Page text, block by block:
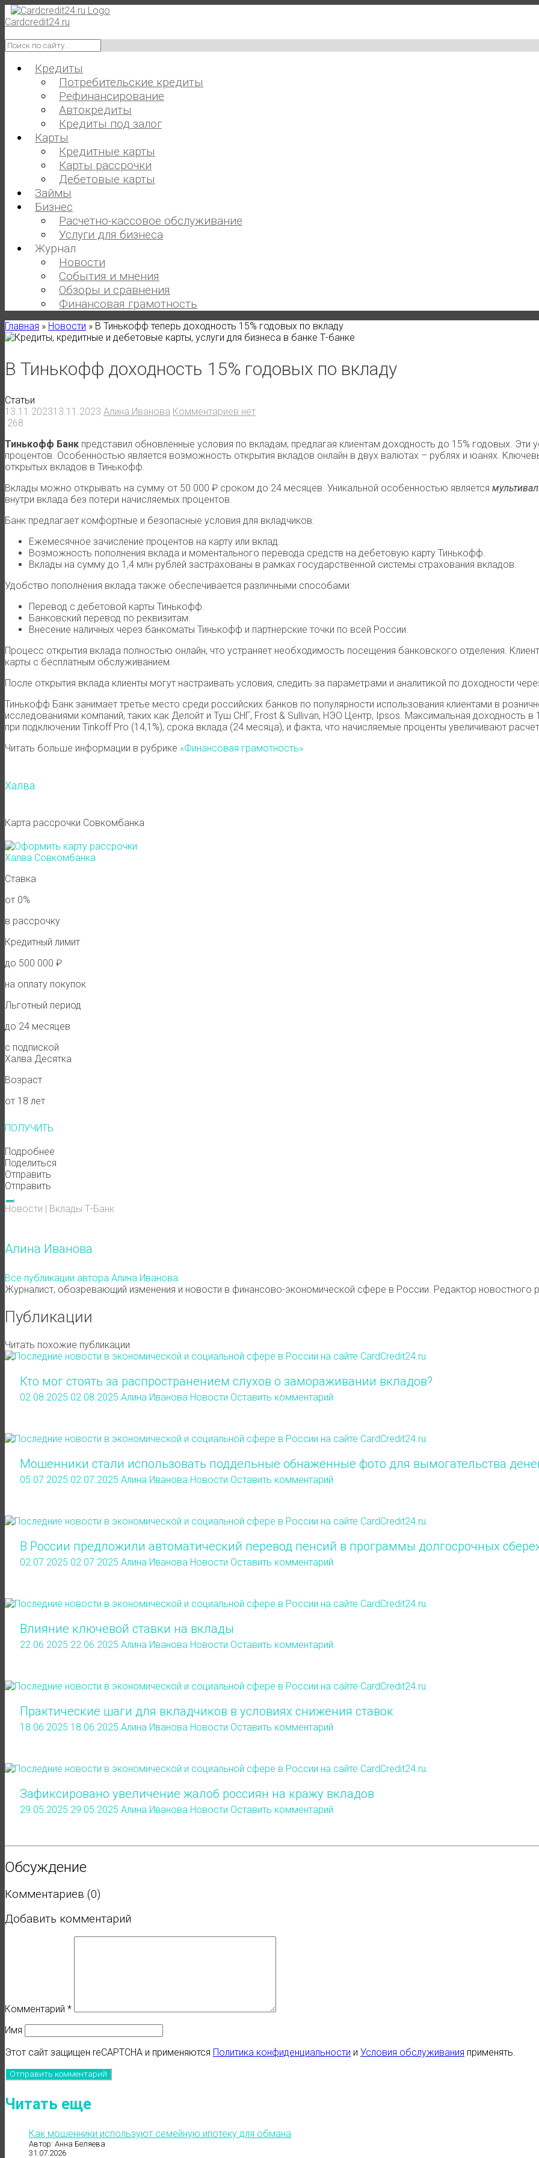
Skip
to
Cardcredit24.ru
Искать
для:
Кредиты
Потребительские кредиты
Рефинансирование
Автокредиты
Кредиты под залог
Карты
Кредитные карты
Карты рассрочки
Дебетовые карты
Займы
Бизнес
Расчетно-кассовое обслуживание
Услуги для бизнеса
Журнал
Новости
События и мнения
Обзоры и сравнения
Финансовая грамотность
Главная » Новости » В Тинькофф теперь доходность 15% годовых по вкладу
В Тинькофф доходность 15% годовых по вкладу
Статьи
13.11.202313.11.2023 Алина Иванова Комментариев нет
268
Тинькофф Банк представил обновленные условия по вкладам, предлагая клиентам доходность до 15% годовых.
процентов. Особенностью является возможность открытия вкладов онлайн в двух валютах – рублях и юанях.
открытых вкладов в Тинькофф.
Вклады можно открывать на сумму от 50 000 ₽ сроком до 24 месяцев. Уникальной особенностью является
внутри вклада без потери начисляемых процентов.
Банк предлагает комфортные и безопасные условия для вкладчиков:
Ежемесячное зачисление процентов на карту или вклад.
Возможность пополнения вклада и моментального перевода средств на дебетовую карту Тинькофф.
Вклады на сумму до 1,4 млн рублей застрахованы в рамках государственной системы страхования вкладов.
Удобство пополнения вклада также обеспечивается различными способами:
Перевод с дебетовой карты Тинькофф.
Банковский перевод по реквизитам.
Внесение наличных через банкоматы Тинькофф и партнерские точки по всей России.
Процесс открытия вклада полностью онлайн, что устраняет необходимость посещения банковского отделения.
карты с бесплатным обслуживанием.
После открытия вклада клиенты могут настраивать условия, следить за параметрами и аналитикой по доходности
Тинькофф Банк занимает третье место среди российских банков по популярности использования клиентами в
исследованиями компаний, таких как Делойт и Туш СНГ, Frost & Sullivan, НЭО Центр, Ipsos. Максимальная доходность в
при подключении Tinkoff Pro (14,1%), срока вклада (24 месяца), и факта, что начисляемые проценты увеличивают
Читать больше информации в рубрике «Финансовая грамотность»
Халва
Карта рассрочки Совкомбанка
Ставка
от 0%
в рассрочку
Кредитный лимит
до 500 000 ₽
на оплату покупок
Льготный период
до 24 месяцев
с подпиской
Халва.Десятка
Возраст
от 18 лет
ПОЛУЧИТЬ
Подробнее
Поделиться
Отправить
Отправить
Новости | Вклады Т-Банк
Алина Иванова
Все публикации автора Алина Иванова
Журналист, обозревающий изменения и новости в финансово-экономической сфере в России. Редактор новостного
Публикации
Читать похожие публикации
Кто мог стоять за распространением слухов о замораживании вкладов?
02.08.2025 02.08.2025 Алина Иванова Новости Оставить комментарий
Мошенники стали использовать поддельные обнаженные фото для вымогательства
05.07.2025 02.07.2025 Алина Иванова Новости Оставить комментарий
В России предложили автоматический перевод пенсий в программы долгосрочных
02.07.2025 02.07.2025 Алина Иванова Новости Оставить комментарий
Влияние ключевой ставки на вклады
22.06.2025 22.06.2025 Алина Иванова Новости Оставить комментарий
Практические шаги для вкладчиков в условиях снижения ставок
18.06.2025 18.06.2025 Алина Иванова Новости Оставить комментарий
Зафиксировано увеличение жалоб россиян на кражу вкладов
29.05.2025 29.05.2025 Алина Иванова Новости Оставить комментарий
Обсуждение
Комментариев (0)
Добавить комментарий
Комментарий *
Имя
Этот сайт защищен reCAPTCHA и применяются Политика конфиденциальности и Условия обслуживания применять.
Читать еще
Как мошенники используют семейную ипотеку для обмана
Автор: Анна Беляева
31.07.2026